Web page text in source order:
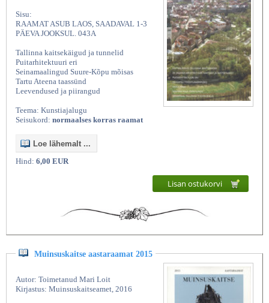
Sisu:
RAAMAT ASUB LAOS, SAADAVAL 1-3
PÄEVA JOOKSUL. 043A
Tallinna kaitsekäigud ja tunnelid
Puitarhitektuuri eri
Seinamaalingud Suure-Kõpu mõisas
Tartu Ateena taassünd
Leevendused ja piirangud
Teema: Kunstiajalugu
Seisukord: normaalses korras raamat
Loe lähemalt ...
Hind: 6,00 EUR
Lisan ostukorvi
Muinsuskaitse aastaraamat 2015
Autor: Toimetanud Mari Loit
Kirjastus: Muinsuskaitseamet, 2016